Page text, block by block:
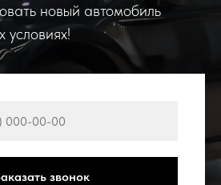
новый автомобиль
условиях!
звонок